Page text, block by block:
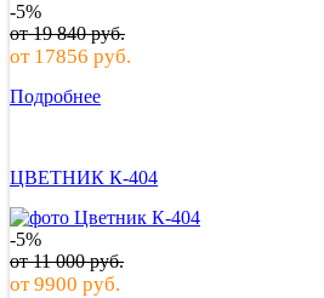
-5%
от19 840руб.
от 17856 руб.
Подробнее
ЦВЕТНИК К-404
-5%
от11 000руб.
от9900 руб.